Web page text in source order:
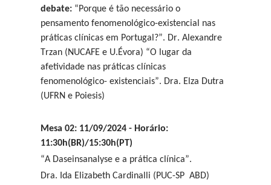
debate: “Porque é tão necessário o
pensamento fenomenológico-existencial nas
práticas clínicas em Portugal?”. Dr. Alexandre
Trzan (NUCAFE e U.Évora) “O lugar da
afetividade nas práticas clínicas
fenomenológico- existenciais”. Dra. Elza Dutra
(UFRN e Poiesis)
Mesa 02: 11/09/2024 - Horário:
11:30h(BR)/15:30h(PT)
“A Daseinsanalyse e a prática clínica”.
Dra. Ida Elizabeth Cardinalli (PUC-SP ABD)